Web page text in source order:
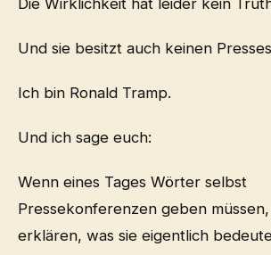
Und sie besitzt auch keinen
Ich bin Ronald Tramp.
Und ich sage euch:
Wenn eines Tages Wörter selbst
Pressekonferenzen geben
erklären, was sie eigentlich